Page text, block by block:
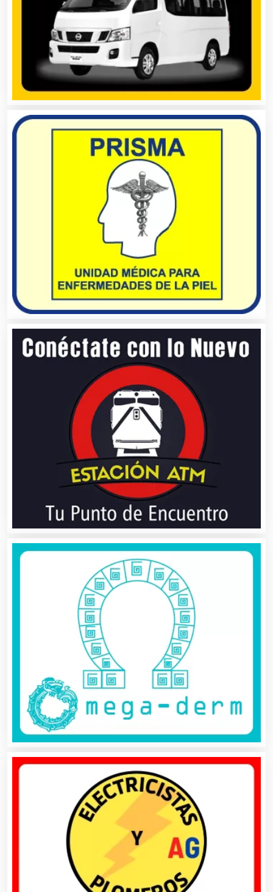
Alta Costura
Aluminio
Ambulancias
Análisis Clínicos
Análisis de Aguas
Animadores de Eventos
Aparatos y Equipos Eléctricos
Arquitectos
Artes Gráficas
Artesanías
Artículos de Oficina
Artículos de Piel
Artículos Deportivos
Artículos Importados
Artículos para el Hogar
Artículos para Regalos
Artículos Personales
Artículos Publicitarios
Aseguradoras